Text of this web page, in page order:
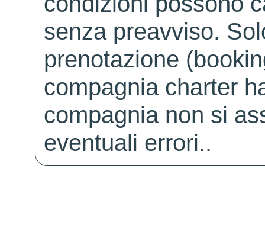
senza preavviso.
prenotazione
compagnia charter
compagnia non si
eventuali errori..